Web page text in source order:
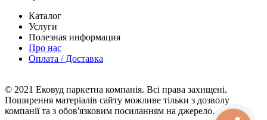
Каталог
Услуги
Полезная информация
Про нас
Оплата / Доставка
© 2021 Ековуд паркетна компанія. Всі права захищені.
Поширення матеріалів сайту можливе тільки з дозволу
компанії та з обов'язковим посиланням на джерело.